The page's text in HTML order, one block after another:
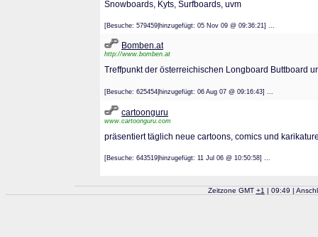
Snowboards, Kyts, Surfboards, uvm
[Besuche: 579459|hinzugefügt: 05 Nov 09 @ 09:36:21] ...
Bomben.at
http://www.bomben.at
Treffpunkt der österreichischen Longboard Buttboard
[Besuche: 625454|hinzugefügt: 06 Aug 07 @ 09:16:43] ...
cartoonguru
www.cartoonguru.com
präsentiert täglich neue cartoons, comics und
[Besuche: 643519|hinzugefügt: 11 Jul 06 @ 10:50:58] ...
Zeitzone GMT +1 | 09:49 |